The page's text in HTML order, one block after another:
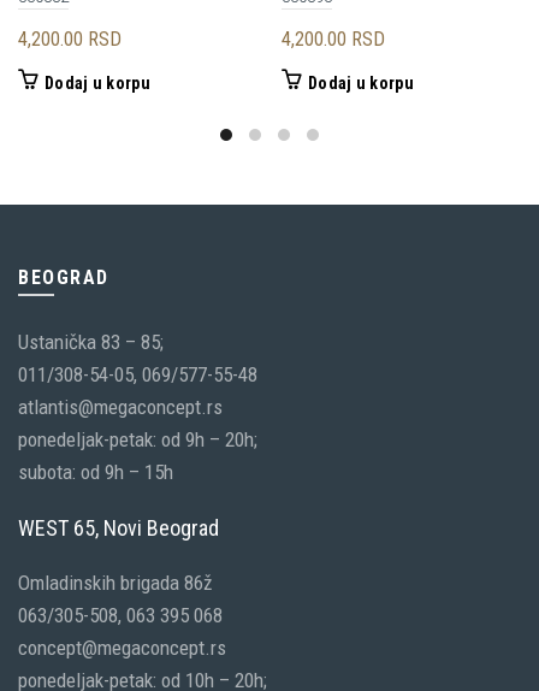
4,200.00 RSD
Dodaj u korpu
4,200.00 RSD
Dodaj u korpu
BEOGRAD
Ustanička 83 – 85;
011/308-54-05, 069/577-55-48
atlantis@megaconcept.rs
ponedeljak-petak: od 9h – 20h;
subota: od 9h – 15h
WEST 65, Novi Beograd
Omladinskih brigada 86ž
063/305-508, 063 395 068
concept@megaconcept.rs
ponedeljak-petak: od 10h – 20h;